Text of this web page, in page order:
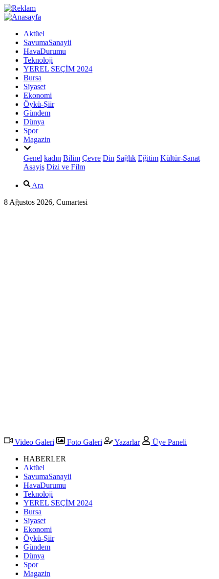
Aktüel
SavumaSanayii
HavaDurumu
Teknoloji
YEREL SEÇİM 2024
Bursa
Siyaset
Ekonomi
Öykü-Şiir
Gündem
Dünya
Spor
Magazin
Genel kadın Bilim Çevre Din Sağlık Eğitim Kültür-Sanat
Asayiş Dizi ve Film
Ara
8 Ağustos 2026, Cumartesi
Video Galeri Foto Galeri Yazarlar
Üye Paneli
HABERLER
Aktüel
SavumaSanayii
HavaDurumu
Teknoloji
YEREL SEÇİM 2024
Bursa
Siyaset
Ekonomi
Öykü-Şiir
Gündem
Dünya
Spor
Magazin